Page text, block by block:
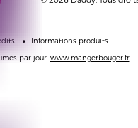
Informations produits
par jour. www.mangerbouger.fr